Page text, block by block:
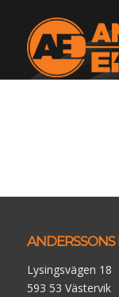
ANDERSSONS
Lysingsvägen 18
593 53 Västervik